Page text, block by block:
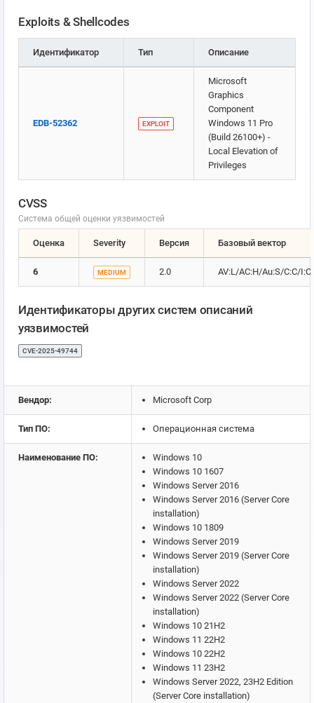
Exploits & Shellcodes
Идентификатор Тип Описание
EDB-52362 EXPLOIT
Microsoft
Graphics
Component
Windows 11 Pro
(Build 26100+) -
Local Elevation of
Privileges
CVSS
Система общей оценки уязвимостей
Оценка Severity Версия Базовый вектор
6 MEDIUM 2.0 AV:L/AC:H/Au:S/C:C/
Идентификаторы других систем описаний
уязвимостей
CVE-2025-49744
Вендор: Microsoft Corp
Тип ПО: Операционная система
Наименование ПО:
Windows 10
Windows 10 1607
Windows Server 2016
Windows Server 2016 (Server Core
installation)
Windows 10 1809
Windows Server 2019
Windows Server 2019 (Server Core
installation)
Windows Server 2022
Windows Server 2022 (Server Core
installation)
Windows 10 21H2
Windows 11 22H2
Windows 10 22H2
Windows 11 23H2
Windows Server 2022, 23H2 Edition
(Server Core installation)